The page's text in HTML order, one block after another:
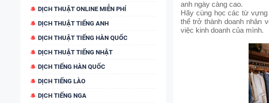
DỊCH THUẬT ONLINE MIỄN PHÍ
DỊCH THUẬT TIẾNG ANH
DỊCH THUẬT TIẾNG HÀN QUỐC
DỊCH THUẬT TIẾNG NHẬT
DỊCH TIẾNG HÀN QUỐC
DỊCH TIẾNG LÀO
DỊCH TIẾNG NGA
anh ngày càng cao.
Hãy cùng học các từ vựng
thể trở thành doanh nhân
việc kinh doanh của mình.